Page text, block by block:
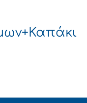
4τεμ ποσότητα